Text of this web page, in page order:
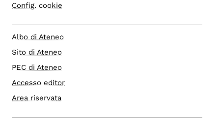
Config. cookie
Albo di Ateneo
Sito di Ateneo
PEC di Ateneo
Accesso editor
Area riservata